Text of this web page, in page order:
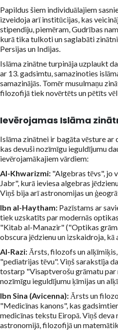
Papildus šiem individuālajiem
izveidoja arī institūcijas, kas
stipendiju, piemēram, Gudrības
kurā tika tulkoti un saglabāti
Persijas un Indijas.
Islāma zinātne turpināja uzplaukt
ar 13. gadsimtu, samazinoties
samazinājās. Tomēr musulmaņu
filozofijā tiek novērtēts un pētīts
Ievērojamas Islāma
Islāma zinātnei ir bagāta vēsture
kas devuši nozīmīgu ieguldījumu
ievērojamākajiem vārdiem:
Al-Khwarizmi: "Algebras tēvs", jo
Jabr", kurā ieviesa algebras
Viņš bija arī astronomijas un
Ibn al-Haytham: Pazīstams ar
tiek uzskatīts par modernās
"Kitab al-Manazir" ("Optikas
obscura jēdzienu un izskaidroja, kā
Al-Razi: Ārsts, filozofs un
"pediatrijas tēvu". Viņš sarakstīja
tostarp "Visaptverošu grāmatu par
nozīmīgu ieguldījumu ķīmijas un
Ibn Sina (Avicenna): Ārsts un
"Medicīnas kanons", kas
medicīnas tekstu Eiropā. Viņš
astronomijā, filozofijā un